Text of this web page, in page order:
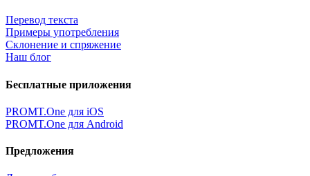
Перевод текста
Примеры употребления
Склонение и спряжение
Наш блог
Бесплатные приложения
PROMT.One для iOS
PROMT.One для Android
Предложения